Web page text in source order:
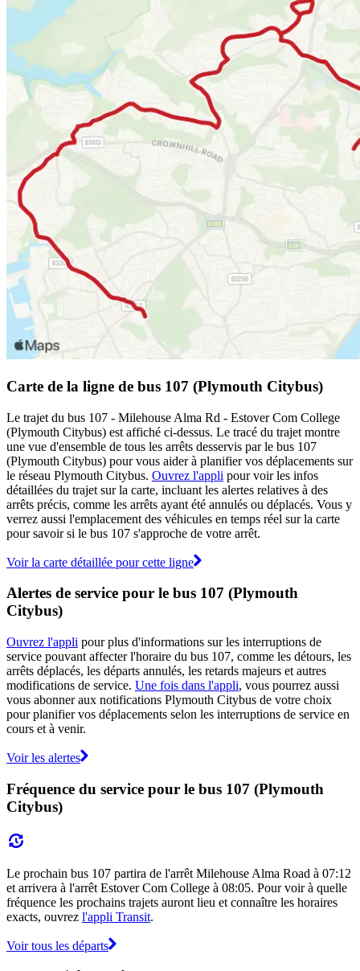
Carte de la ligne de bus 107 (Plymouth Citybus)
Le trajet du bus 107 - Milehouse Alma Rd - Estover Com College
(Plymouth Citybus) est affiché ci-dessus. Le tracé du trajet montre
une vue d'ensemble de tous les arrêts desservis par le bus 107
(Plymouth Citybus) pour vous aider à planifier vos déplacements sur
le réseau Plymouth Citybus. Ouvrez l'appli pour voir les infos
détaillées du trajet sur la carte, incluant les alertes relatives à des
arrêts précis, comme les arrêts ayant été annulés ou déplacés. Vous y
verrez aussi l'emplacement des véhicules en temps réel sur la carte
pour savoir si le bus 107 s'approche de votre arrêt.
Voir la carte détaillée pour cette ligne
Alertes de service pour le bus 107 (Plymouth
Citybus)
Ouvrez l'appli pour plus d'informations sur les interruptions de
service pouvant affecter l'horaire du bus 107, comme les détours, les
arrêts déplacés, les départs annulés, les retards majeurs et autres
modifications de service. Une fois dans l'appli, vous pourrez aussi
vous abonner aux notifications Plymouth Citybus de votre choix
pour planifier vos déplacements selon les interruptions de service en
cours et à venir.
Voir les alertes
Fréquence du service pour le bus 107 (Plymouth
Citybus)
Le prochain bus 107 partira de l'arrêt Milehouse Alma Road à 07:12
et arrivera à l'arrêt Estover Com College à 08:05. Pour voir à quelle
fréquence les prochains trajets auront lieu et connaître les horaires
exacts, ouvrez l'appli Transit.
Voir tous les départs